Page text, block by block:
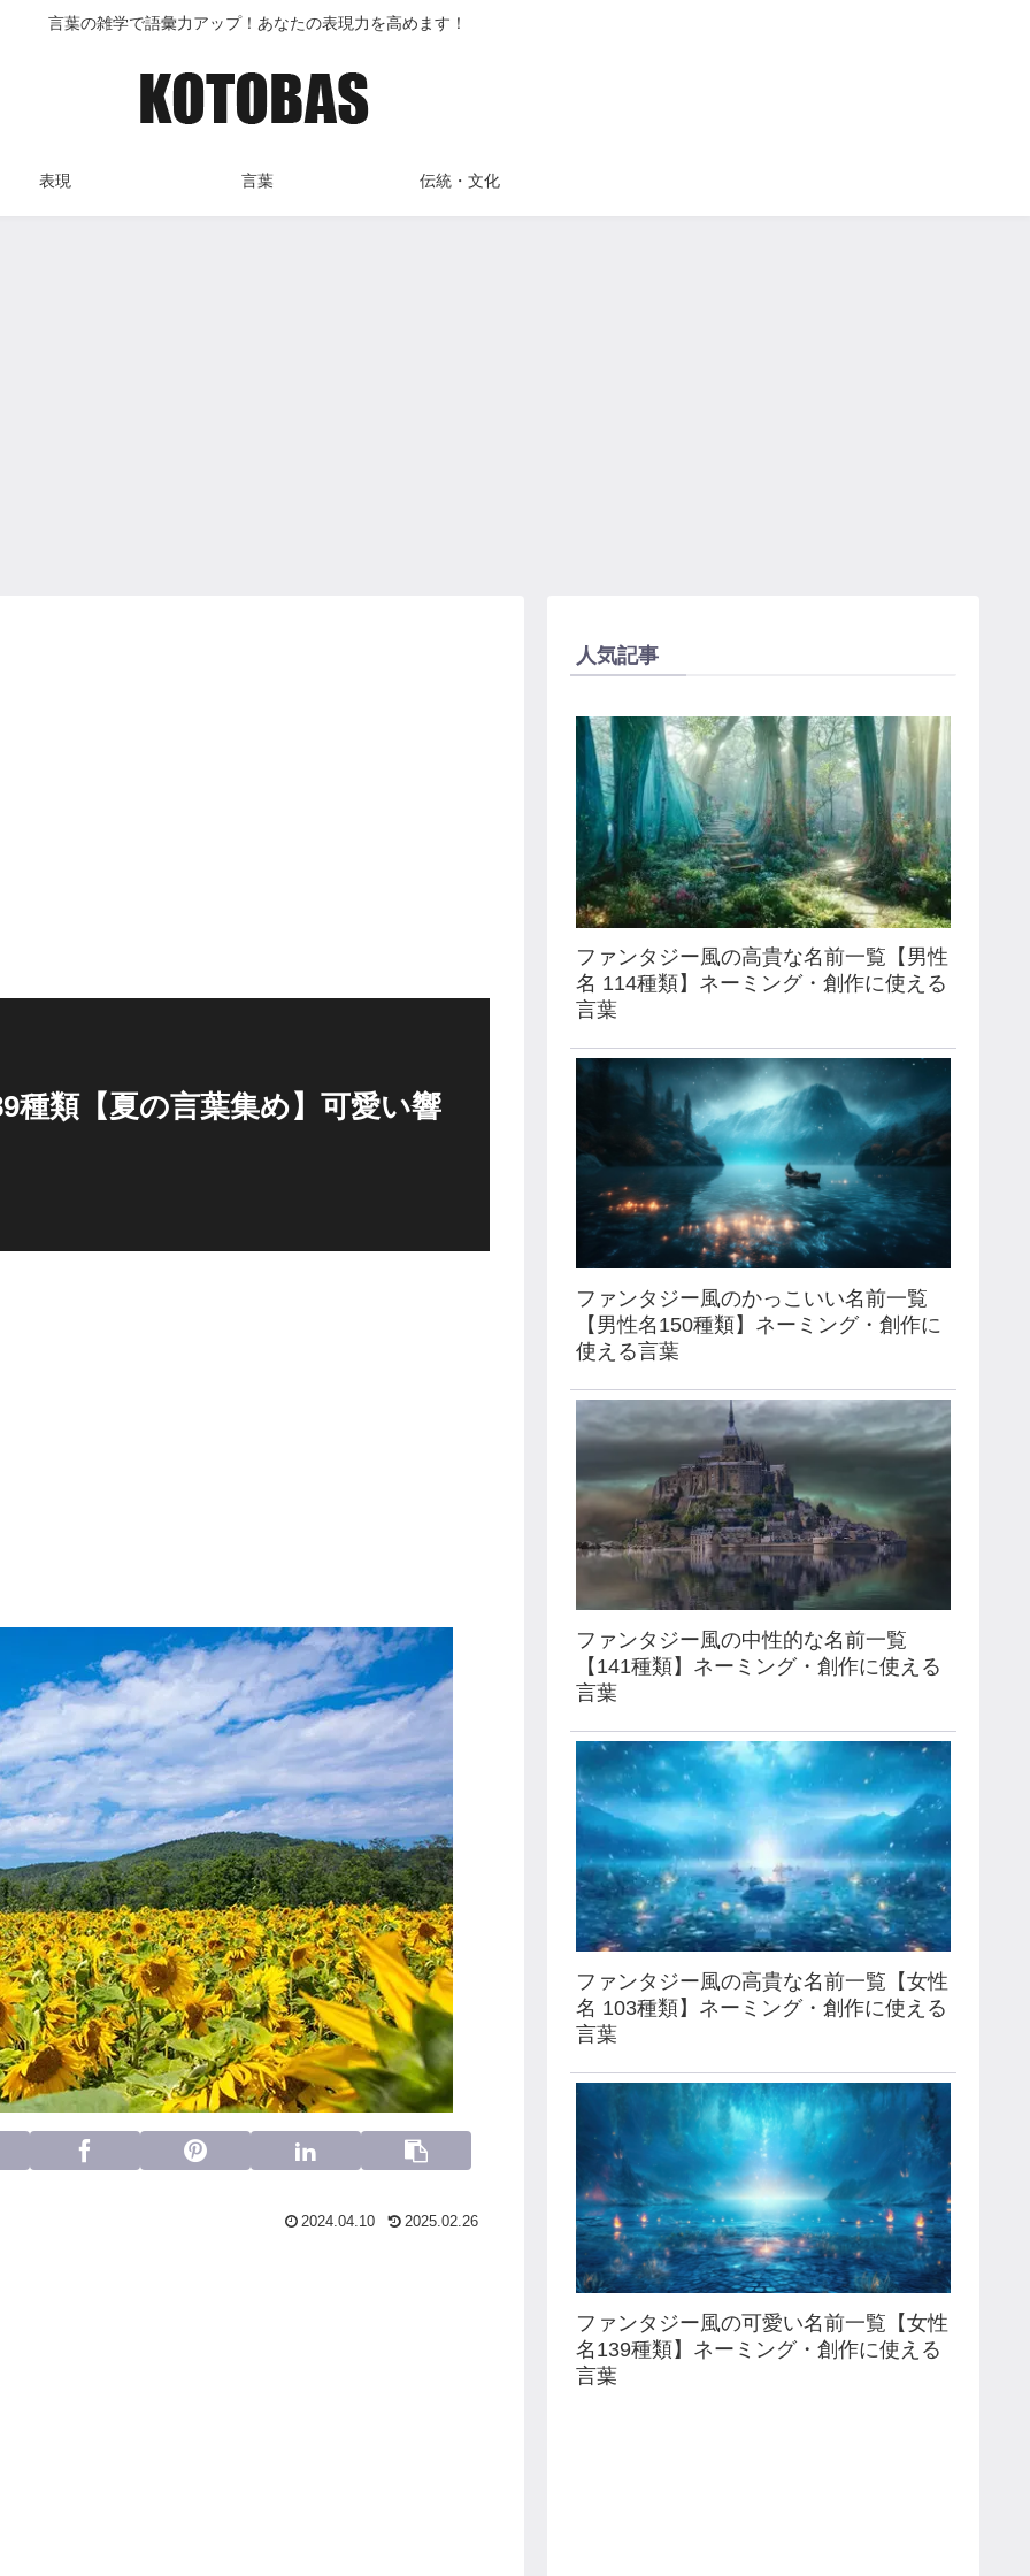
言葉の雑学で語彙力アップ！あなたの表現力を高めます！
表現 言葉 伝統・文化
種類【夏の言葉集め】可愛い響
2024.04.10 2025.02.26
人気記事
ファンタジー風の高貴な名前一覧【男性
名 114種類】ネーミング・創作に使える
言葉
ファンタジー風のかっこいい名前一覧
【男性名150種類】ネーミング・創作に
使える言葉
ファンタジー風の中性的な名前一覧
【141種類】ネーミング・創作に使える
言葉
ファンタジー風の高貴な名前一覧【女性
名 103種類】ネーミング・創作に使える
言葉
ファンタジー風の可愛い名前一覧【女性
名139種類】ネーミング・創作に使える
言葉